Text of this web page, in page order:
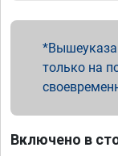
только на
Включено в